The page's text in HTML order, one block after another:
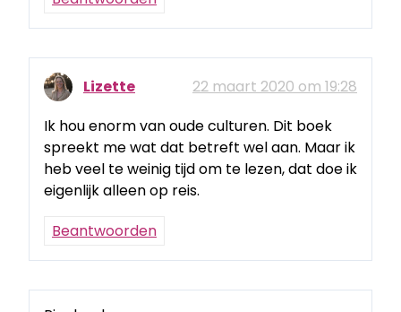
Lizette
22 maart 2020 om 19:28
Ik hou enorm van oude culturen. Dit boek
spreekt me wat dat betreft wel aan. Maar ik
heb veel te weinig tijd om te lezen, dat doe ik
eigenlijk alleen op reis.
Beantwoorden